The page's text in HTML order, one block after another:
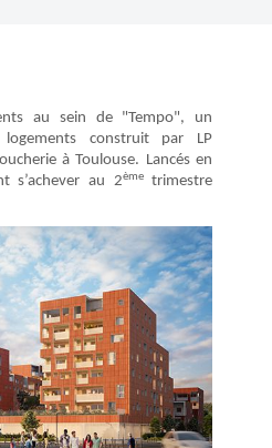
au sein de "Tempo", un
construit par LP
à Toulouse. Lancés en
s’achever au 2èmetrimestre